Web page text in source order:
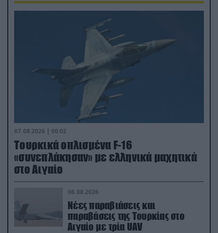
07.08.2026 | 00:02
Τουρκικά οπλισμένα F-16
«συνεπλάκησαν» με ελληνικά μαχητικά
στο Αιγαίο
06.08.2026
Νέες παραβιάσεις και
παραβάσεις της Τουρκίας στο
Αιγαίο με τρία UAV